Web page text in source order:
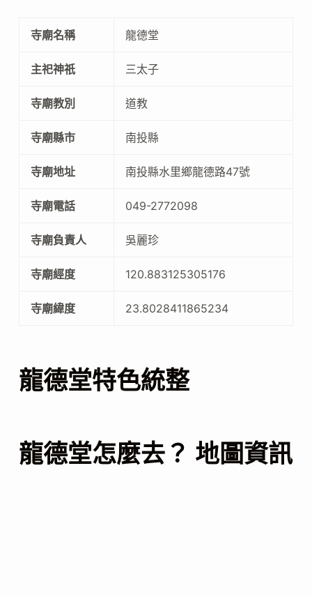
寺廟名稱 龍德堂
主祀神祇 三太子
寺廟教別 道教
寺廟縣市 南投縣
寺廟地址 南投縣水里鄉龍德路47號
寺廟電話 049-2772098
寺廟負責人 吳麗珍
寺廟經度 120.883125305176
寺廟緯度 23.8028411865234
龍德堂特色統整
龍德堂怎麼去？ 地圖資訊